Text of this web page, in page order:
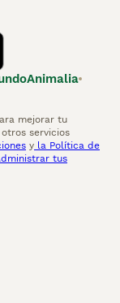
mejorar tu
servicios
y la Política de
tus